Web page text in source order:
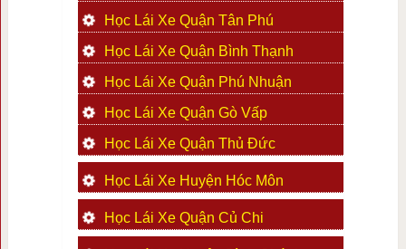
Học Lái Xe Quận Tân Phú
Học Lái Xe Quận Bình Thạnh
Học Lái Xe Quận Phú Nhuận
Học Lái Xe Quận Gò Vấp
Học Lái Xe Quận Thủ Đức
Học Lái Xe Huyện Hóc Môn
Học Lái Xe Quận Củ Chi